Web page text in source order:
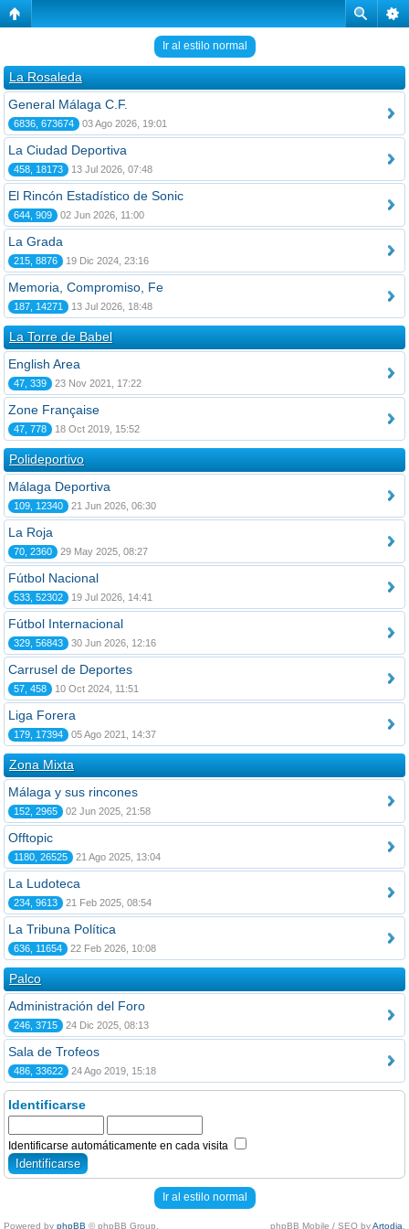
Ir al estilo normal
La Rosaleda
General Málaga C.F.
6836, 673674 03 Ago 2026, 19:01
La Ciudad Deportiva
458, 18173 13 Jul 2026, 07:48
El Rincón Estadístico de Sonic
644, 909 02 Jun 2026, 11:00
La Grada
215, 8876 19 Dic 2024, 23:16
Memoria, Compromiso, Fe
187, 14271 13 Jul 2026, 18:48
La Torre de Babel
English Area
47, 339 23 Nov 2021, 17:22
Zone Française
47, 778 18 Oct 2019, 15:52
Polideportivo
Málaga Deportiva
109, 12340 21 Jun 2026, 06:30
La Roja
70, 2360 29 May 2025, 08:27
Fútbol Nacional
533, 52302 19 Jul 2026, 14:41
Fútbol Internacional
329, 56843 30 Jun 2026, 12:16
Carrusel de Deportes
57, 458 10 Oct 2024, 11:51
Liga Forera
179, 17394 05 Ago 2021, 14:37
Zona Mixta
Málaga y sus rincones
152, 2965 02 Jun 2025, 21:58
Offtopic
1180, 26525 21 Ago 2025, 13:04
La Ludoteca
234, 9613 21 Feb 2025, 08:54
La Tribuna Política
636, 11654 22 Feb 2026, 10:08
Palco
Administración del Foro
246, 3715 24 Dic 2025, 08:13
Sala de Trofeos
486, 33622 24 Ago 2019, 15:18
Identificarse
Identificarse automáticamente en cada visita
Ir al estilo normal
Powered by phpBB © phpBB Group. phpBB Mobile / SEO byArtodia